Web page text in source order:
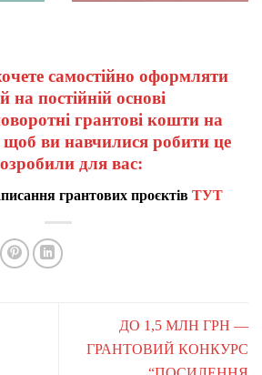
самостійно оформляти
на постійній основі
грантові кошти на
щоб ви навчилися робити це
для вас:
грантових проєктівТУТ
ДО 1,5 МЛН ГРН —
ГРАНТОВИЙ КОНКУРС